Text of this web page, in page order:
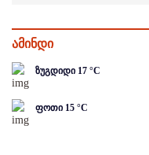
ამინდი
ზუგდიდი 17 °C
ფოთი 15 °C